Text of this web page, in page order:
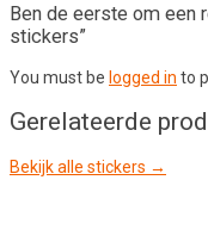
Ben de eerste om een
stickers”
You must be logged in to
Gerelateerde
Bekijk alle stickers →